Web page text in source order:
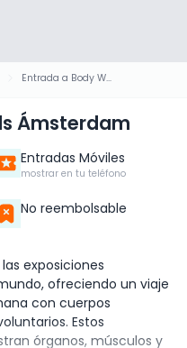
Entrada a Body Worlds Ámsterdam
Ámsterdam
Entradas Móviles
mostrar en tu teléfono
No reembolsable
exposiciones
ofreciendo un viaje
con cuerpos
Estos
órganos, músculos y